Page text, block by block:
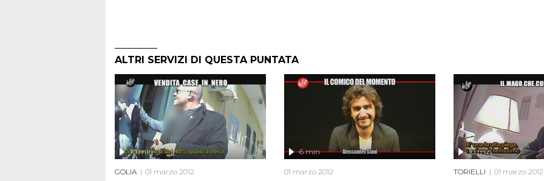
ALTRI SERVIZI DI QUESTA PUNTATA
10 min
GOLIA 01 marzo 2012
6 min
01 marzo 2012
10 min
TORIELLI 01 marzo 2012